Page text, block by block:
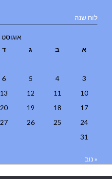
לוח שנה
אוגוסט 2026
א
ב ג ד
3
4
5
6
10
11
12
13
17
18
19
20
24
25
26
27
31
« נוב